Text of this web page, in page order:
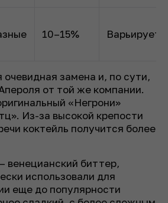
10–15%
очевидная замена и, по сути,
от той же компании.
«Негрони»
Из-за высокой крепости
коктейль получится более
венецианский биттер,
использовали для
еще до популярности